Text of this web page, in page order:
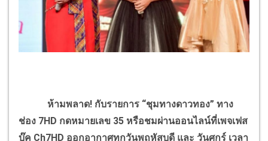
ห้ามพลาด! กับรายการ “ชุมทางดาวทอง” ทาง
ช่อง 7HD กดหมายเลข 35 หรือชมผ่านออนไลน์ที่เพจเฟส
บุ๊ค Ch7HD ออกอากาศทุกวันพฤหัสบดี และ วันศุกร์ เวลา